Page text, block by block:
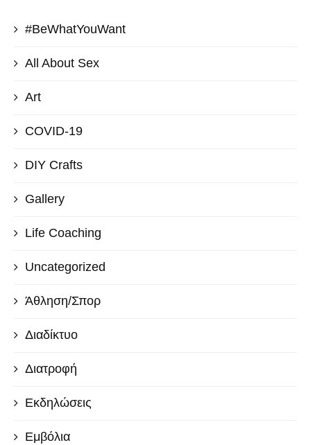
#BeWhatYouWant
All About Sex
Art
COVID-19
DIY Crafts
Gallery
Life Coaching
Uncategorized
Άθληση/Σπορ
Διαδίκτυο
Διατροφή
Εκδηλώσεις
Εμβόλια